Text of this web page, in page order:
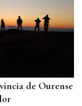
de Ourense